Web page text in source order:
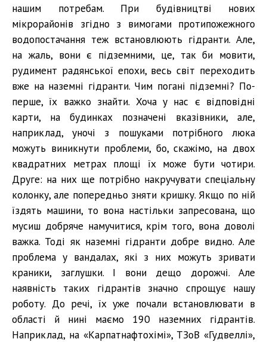
нашим потребам. При будівництві нових
мікрорайонів згідно з вимогами протипожежного
водопостачання теж встановлюють гідранти. Але,
на жаль, вони є підземними, це, так би мовити,
рудимент радянської епохи, весь світ переходить
вже на наземні гідранти. Чим погані підземні? По-
перше, їх важко знайти. Хоча у нас є відповідні
карти, на будинках позначені вказівники, але,
наприклад, уночі з пошуками потрібного люка
можуть виникнути проблеми, бо, скажімо, на двох
квадратних метрах площі їх може бути чотири.
Друге: на них ще потрібно накручувати спеціальну
колонку, але попередньо зняти кришку. Якщо по ній
їздять машини, то вона настільки запресована, що
мусиш добряче намучитися, крім того, вона доволі
важка. Тоді як наземні гідранти добре видно. Але
проблема у вандалах, які з них можуть зривати
краники, заглушки. І вони дещо дорожчі. Але
наявність таких гідрантів значно спрощує нашу
роботу. До речі, їх уже почали встановлювати в
області й нині маємо 190 наземних гідрантів.
Наприклад, на «Карпатнафтохімі», ТЗоВ «Гудвеллі»,